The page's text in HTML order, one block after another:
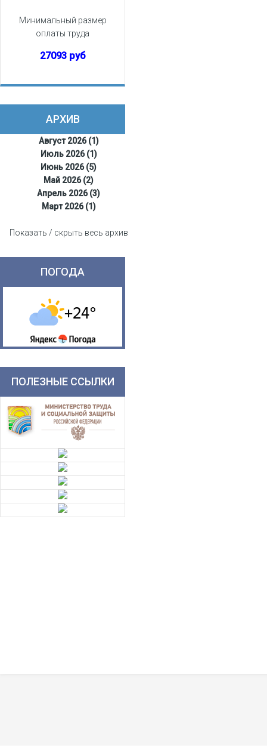
Минимальный размер
оплаты труда
27093 руб
АРХИВ
Август 2026 (1)
Июль 2026 (1)
Июнь 2026 (5)
Май 2026 (2)
Апрель 2026 (3)
Март 2026 (1)
Показать / скрыть весь архив
ПОГОДА
ПОЛЕЗНЫЕ ССЫЛКИ